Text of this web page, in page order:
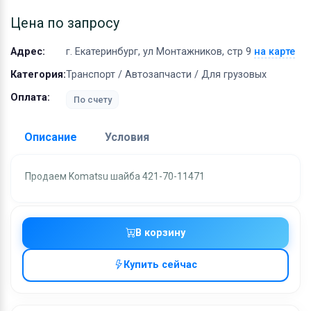
В корзину
Купить сейчас
Цена по запросу
Адрес: г. Екатеринбург, ул Монтажников, стр 9 на карте
Категория:Транспорт / Автозапчасти / Для грузовых
Оплата:
По счету
Описание Условия
Продаем Komatsu шайба 421-70-11471
Доставка:
Условия и гарантии:
Отправка товара осуществляется в течение 2-х
после получения оплаты и отправляются через UPS
Материалы